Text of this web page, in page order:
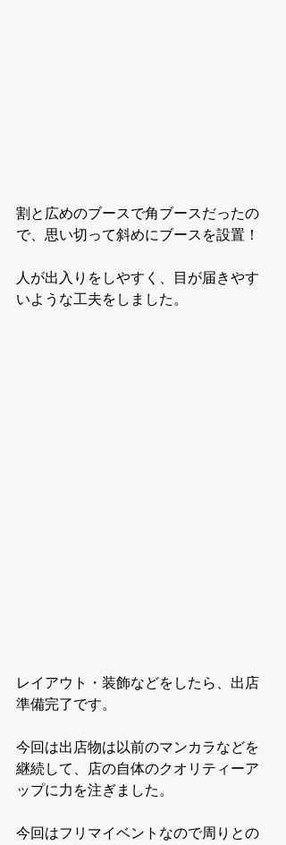
割と広めのブースで角ブースだったの
で、思い切って斜めにブースを設置！
人が出入りをしやすく、目が届きやす
いような工夫をしました。
レイアウト・装飾などをしたら、出店
準備完了です。
今回は出店物は以前のマンカラなどを
継続して、店の自体のクオリティーア
ップに力を注ぎました。
今回はフリマイベントなので周りとの